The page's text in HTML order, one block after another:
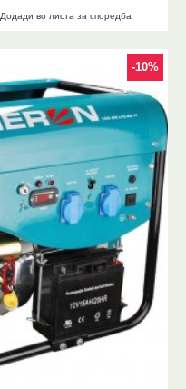
Додади во листа за споредба
-10%